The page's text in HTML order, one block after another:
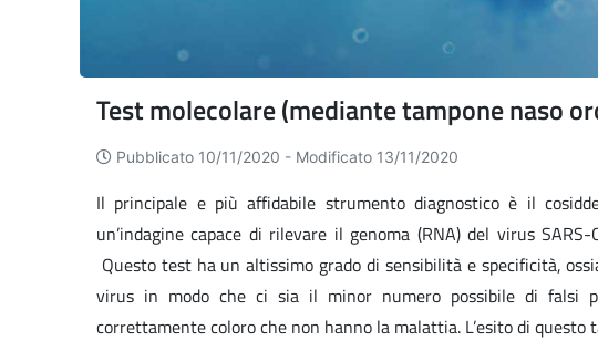
Test molecolare (mediante tampone naso
Pubblicato 10/11/2020 - Modificato 13/11/2020
Il principale e più affidabile strumento diagnostico è il
un’indagine capace di rilevare il genoma (RNA) del virus
Questo test ha un altissimo grado di sensibilità e specificità,
virus in modo che ci sia il minor numero possibile di falsi
correttamente coloro che non hanno la malattia. L’esito di